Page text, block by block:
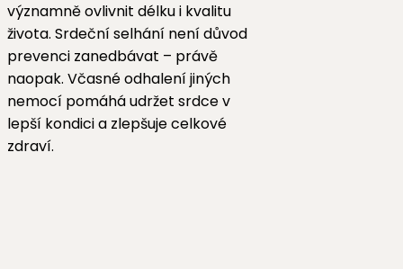
významně ovlivnit délku i kvalitu
života. Srdeční selhání není důvod
prevenci zanedbávat – právě
naopak. Včasné odhalení jiných
nemocí pomáhá udržet srdce v
lepší kondici a zlepšuje celkové
zdraví.